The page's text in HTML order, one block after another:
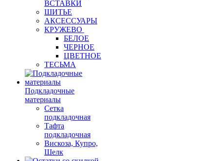
ВСТАВКИ
ШИТЬЕ
АКСЕССУАРЫ
КРУЖЕВО
БЕЛОЕ
ЧЕРНОЕ
ЦВЕТНОЕ
ТЕСЬМА
Подкладочные
материалы
Сетка
подкладочная
Тафта
подкладочная
Вискоза, Купро,
Шелк